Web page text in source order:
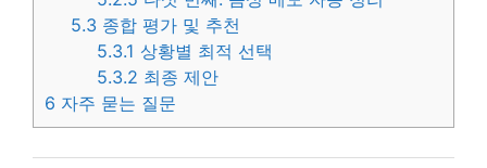
5.3 종합 평가 및 추천
5.3.1 상황별 최적 선택
5.3.2 최종 제안
6 자주 묻는 질문